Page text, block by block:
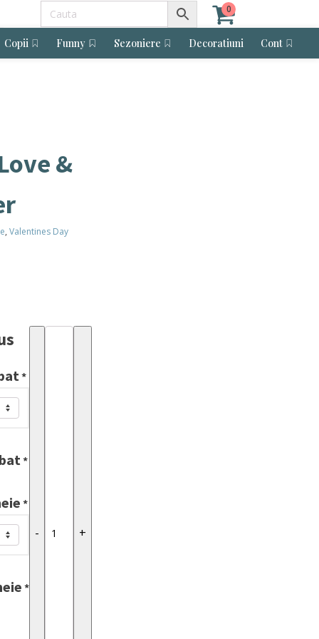
0
Copii Funny Sezoniere Decoratiuni Cont
&
, Valentines Day
*
*
*
*
- +